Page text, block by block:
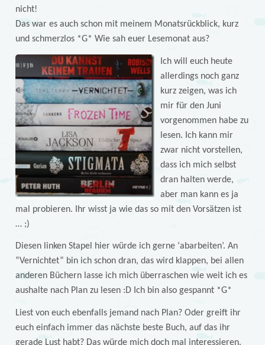
nicht!
Das war es auch schon mit meinem Monatsrückblick, kurz
und schmerzlos *G* Wie sah euer Lesemonat aus?
Ich will euch heute
allerdings noch ganz
kurz zeigen, was ich
mir für den Juni
vorgenommen habe zu
lesen. Ich kann mir
zwar nicht vorstellen,
dass ich mich selbst
dran halten werde,
aber man kann es ja
mal probieren. Ihr wisst ja wie das so mit den Vorsätzen ist
… ;)
Diesen linken Stapel hier würde ich gerne ‘abarbeiten’. An
“Vernichtet” bin ich schon dran, das wird klappen, bei allen
anderen Büchern lasse ich mich überraschen wie weit ich es
aushalte nach Plan zu lesen :D Ich bin also gespannt *G*
Liest von euch ebenfalls jemand nach Plan? Oder greift ihr
euch einfach immer das nächste beste Buch, auf das ihr
gerade Lust habt? Das würde mich doch mal interessieren.